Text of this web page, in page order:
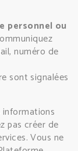
personnel ou
numéro de
sont signalées
informations
pas créer de
Vous ne